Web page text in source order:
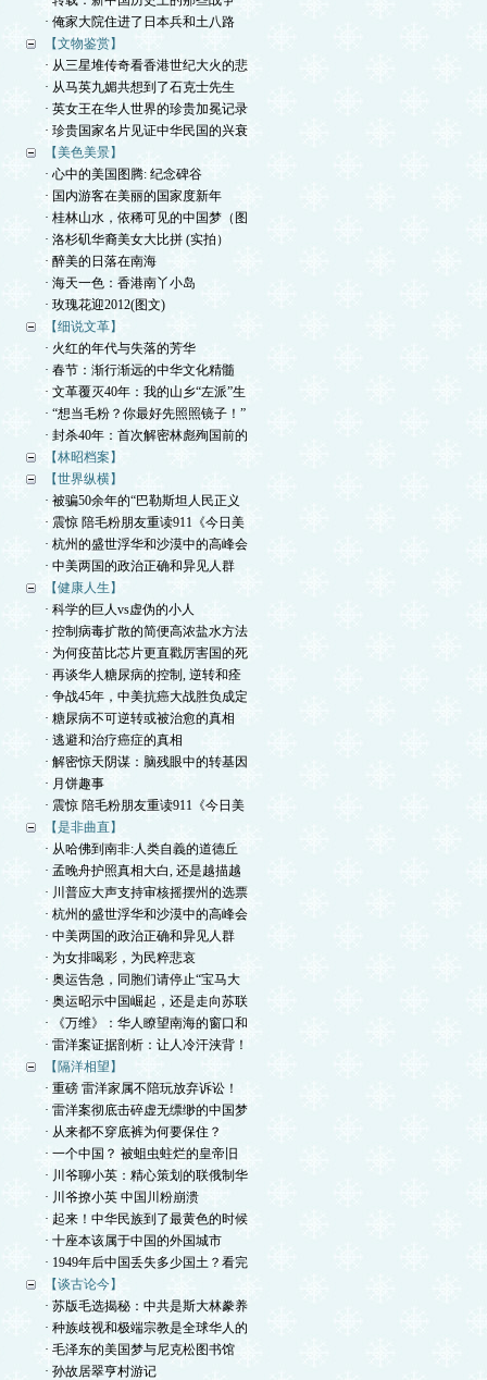
· 俺家大院住进了日本兵和土八路
【文物鉴赏】
· 从三星堆传奇看香港世纪大火的悲
· 从马英九媚共想到了石克士先生
· 英女王在华人世界的珍贵加冕记录
· 珍贵国家名片见证中华民国的兴衰
【美色美景】
· 心中的美国图腾: 纪念碑谷
· 国内游客在美丽的国家度新年
· 桂林山水，依稀可见的中国梦（图
· 洛杉矶华裔美女大比拼 (实拍）
· 醉美的日落在南海
· 海天一色：香港南丫小岛
· 玫瑰花迎2012(图文)
【细说文革】
· 火红的年代与失落的芳华
· 春节：渐行渐远的中华文化精髓
· 文革覆灭40年：我的山乡“左派”生
· “想当毛粉？你最好先照照镜子！”
· 封杀40年：首次解密林彪殉国前的
【林昭档案】
【世界纵横】
· 被骗50余年的“巴勒斯坦人民正义
· 震惊 陪毛粉朋友重读911《今日美
· 杭州的盛世浮华和沙漠中的高峰会
· 中美两国的政治正确和异见人群
【健康人生】
· 科学的巨人vs虚伪的小人
· 控制病毒扩散的简便高浓盐水方法
· 为何疫苗比芯片更直戳厉害国的死
· 再谈华人糖尿病的控制, 逆转和痊
· 争战45年，中美抗癌大战胜负成定
· 糖尿病不可逆转或被治愈的真相
· 逃避和治疗癌症的真相
· 解密惊天阴谋：脑残眼中的转基因
· 月饼趣事
· 震惊 陪毛粉朋友重读911《今日美
【是非曲直】
· 从哈佛到南非:人类自義的道德丘
· 孟晚舟护照真相大白, 还是越描越
· 川普应大声支持审核摇摆州的选票
· 杭州的盛世浮华和沙漠中的高峰会
· 中美两国的政治正确和异见人群
· 为女排喝彩，为民粹悲哀
· 奥运告急，同胞们请停止“宝马大
· 奥运昭示中国崛起，还是走向苏联
· 《万维》：华人瞭望南海的窗口和
· 雷洋案证据剖析：让人冷汗浃背！
【隔洋相望】
· 重磅 雷洋家属不陪玩放弃诉讼！
· 雷洋案彻底击碎虚无缥缈的中国梦
· 从来都不穿底裤为何要保住？
· 一个中国？ 被蛆虫蛀烂的皇帝旧
· 川爷聊小英：精心策划的联俄制华
· 川爷撩小英 中国川粉崩溃
· 起来！中华民族到了最黄色的时候
· 十座本该属于中国的外国城市
· 1949年后中国丢失多少国土？看完
【谈古论今】
· 苏版毛选揭秘：中共是斯大林豢养
· 种族歧视和极端宗教是全球华人的
· 毛泽东的美国梦与尼克松图书馆
· 孙故居翠亨村游记